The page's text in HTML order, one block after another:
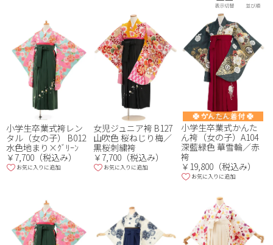
ブランド
小学生卒業式袴レン
タル（女の子） B012
水色地まり×ｸﾞﾘｰﾝ
￥7,700（税込み）
お気に入りに追加
女児ジュニア袴 B127
山吹色 桜ねじり梅／
黒桜刺繍袴
￥7,700（税込み）
お気に入りに追加
小学生卒業式かんた
ん袴（女の子）A104
深藍緑色 華雪輪／赤
袴
￥19,800（税込み）
お気に入りに追加